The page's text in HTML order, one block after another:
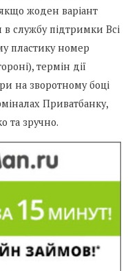
якщо жоден варіант
службу підтримки Всі
пластику номер
термін дії
на зворотному боці
Приватбанку,
та зручно.